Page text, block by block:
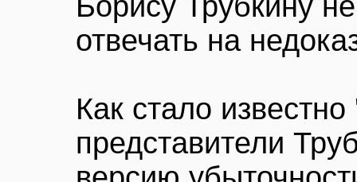
отвечать на
Как стало
представители